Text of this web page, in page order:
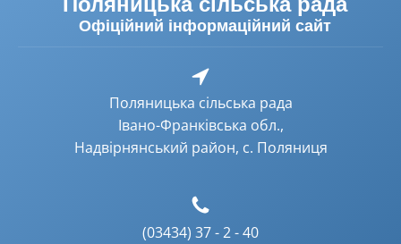
Офіційний інформаційний сайт
Поляницька сільська рада
Івано-Франківська обл.,
Надвірнянський район, с. Поляниця
(03434) 37 - 2 - 40